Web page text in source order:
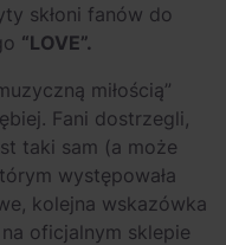
skłoni fanów do
“LOVE”.
miłością”
Fani dostrzegli,
taki sam (a może
występowała
kolejna wskazówka
oficjalnym sklepie